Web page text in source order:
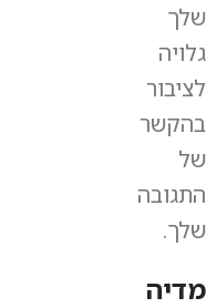
שלך
גלויה
לציבור
בהקשר
של
התגובה
שלך.
מדיה